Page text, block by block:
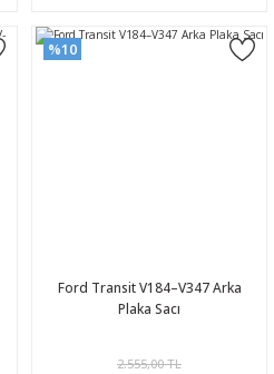
%10
Ford Transit V184–V347 Arka
Plaka Sacı
2.555,00 TL